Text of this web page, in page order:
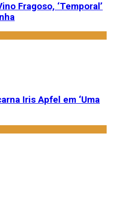
Fragoso, ‘Temporal’
Iris Apfel em ‘Uma